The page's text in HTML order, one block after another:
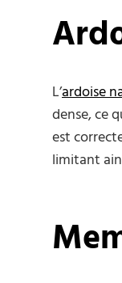
L’ardoise
dense, ce
est
limitant